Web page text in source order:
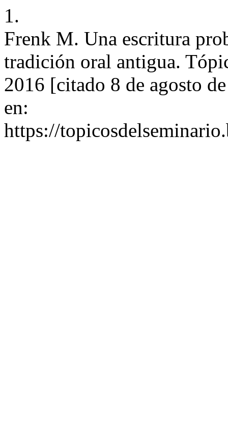
1.
Frenk M. Una escritura
tradición oral antigua.
2016 [citado 8 de agosto
en:
https://